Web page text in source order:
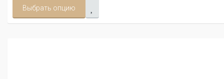
Выбрать опцию